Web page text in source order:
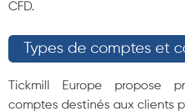
CFD.
Types de comptes et
Tickmill Europe propose
comptes destinés aux clients